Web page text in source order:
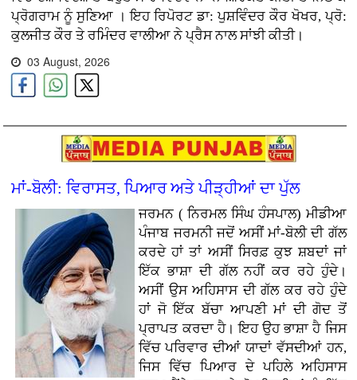
ਪ੍ਰੋਗਰਾਮ ਨੂੰ ਸੁਣਿਆ । ਇਹ ਰਿਪੋਰਟ ਡਾ: ਪੁਸ਼ਵਿੰਦਰ ਕੌਰ ਖੋਖਰ, ਪ੍ਰੋ:
ਕੁਲਜੀਤ ਕੌਰ ਤੇ ਰਮਿੰਦਰ ਵਾਲੀਆ ਨੇ ਪ੍ਰੈਸ ਨਾਲ ਸਾਂਝੀ ਕੀਤੀ।
03 August, 2026
ਮਾਂ-ਬੋਲੀ: ਵਿਰਾਸਤ, ਪਿਆਰ ਅਤੇ ਪੀੜ੍ਹੀਆਂ ਦਾ ਪੁੱਲ
ਜਰਮਨ ( ਨਿਰਮਲ ਸਿੰਘ ਹੰਸਪਾਲ) ਮੀਡੀਆ
ਪੰਜਾਬ ਜਰਮਨੀ ਜਦੋਂ ਅਸੀਂ ਮਾਂ-ਬੋਲੀ ਦੀ ਗੱਲ
ਕਰਦੇ ਹਾਂ ਤਾਂ ਅਸੀਂ ਸਿਰਫ਼ ਕੁਝ ਸ਼ਬਦਾਂ ਜਾਂ
ਇੱਕ ਭਾਸ਼ਾ ਦੀ ਗੱਲ ਨਹੀਂ ਕਰ ਰਹੇ ਹੁੰਦੇ।
ਅਸੀਂ ਉਸ ਅਹਿਸਾਸ ਦੀ ਗੱਲ ਕਰ ਰਹੇ ਹੁੰਦੇ
ਹਾਂ ਜੋ ਇੱਕ ਬੱਚਾ ਆਪਣੀ ਮਾਂ ਦੀ ਗੋਦ ਤੋਂ
ਪ੍ਰਾਪਤ ਕਰਦਾ ਹੈ। ਇਹ ਉਹ ਭਾਸ਼ਾ ਹੈ ਜਿਸ
ਵਿੱਚ ਪਰਿਵਾਰ ਦੀਆਂ ਯਾਦਾਂ ਵੱਸਦੀਆਂ ਹਨ,
ਜਿਸ ਵਿੱਚ ਪਿਆਰ ਦੇ ਪਹਿਲੇ ਅਹਿਸਾਸ